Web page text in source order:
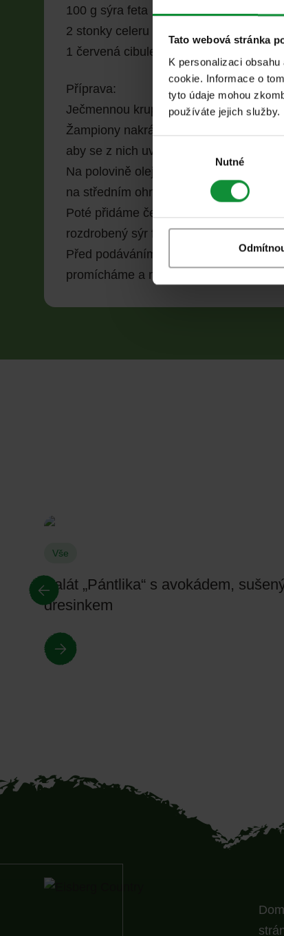
Tato webová stránka
K personalizaci
cookie. Informace o
tyto údaje mohou
používáte jejich služby.
Nutné
100 g sýra feta
2 stonky celeru
1 červená cibule
Příprava:
Ječmennou krupici uvaříme v mírně
Žampiony nakrájíme na plátky a
aby se z nich uvolnila intenzivní zemitá
Na polovině oleje rozpálíme pánev,
na středním ohni po dobu 2–3 minut.
Poté přidáme čerstvé ingredience:
rozdrobený sýr feta, tenké plátky
Před podáváním pokapeme směsí
promícháme a můžeme podávat toto
Vše
Salát „Pántlika“ s avokádem,
dresinkem